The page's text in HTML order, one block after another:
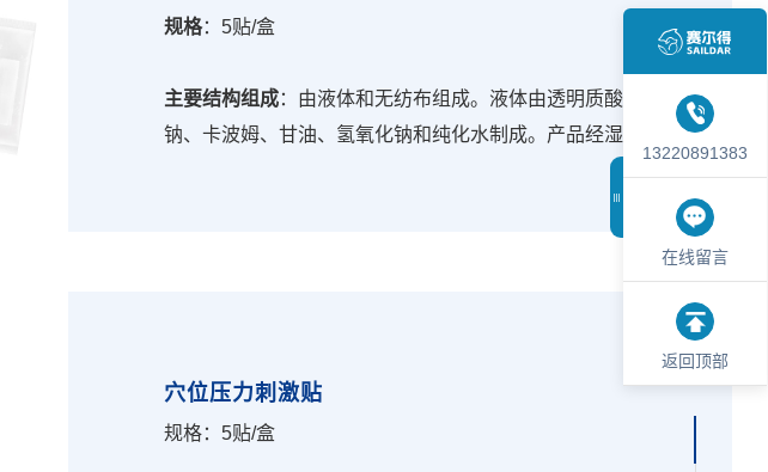
规格：5贴/盒
主要结构组成：由液体和无纺布组成。液体由透明质酸
钠、卡波姆、甘油、氢氧化钠和纯化水制成。产品经湿
：通过在创面表面形成保护层，起物理屏障作
、切割伤等非慢性创面及周围皮
穴位压力刺激贴
规格：5贴/盒
13220891383
在线留言
返回顶部